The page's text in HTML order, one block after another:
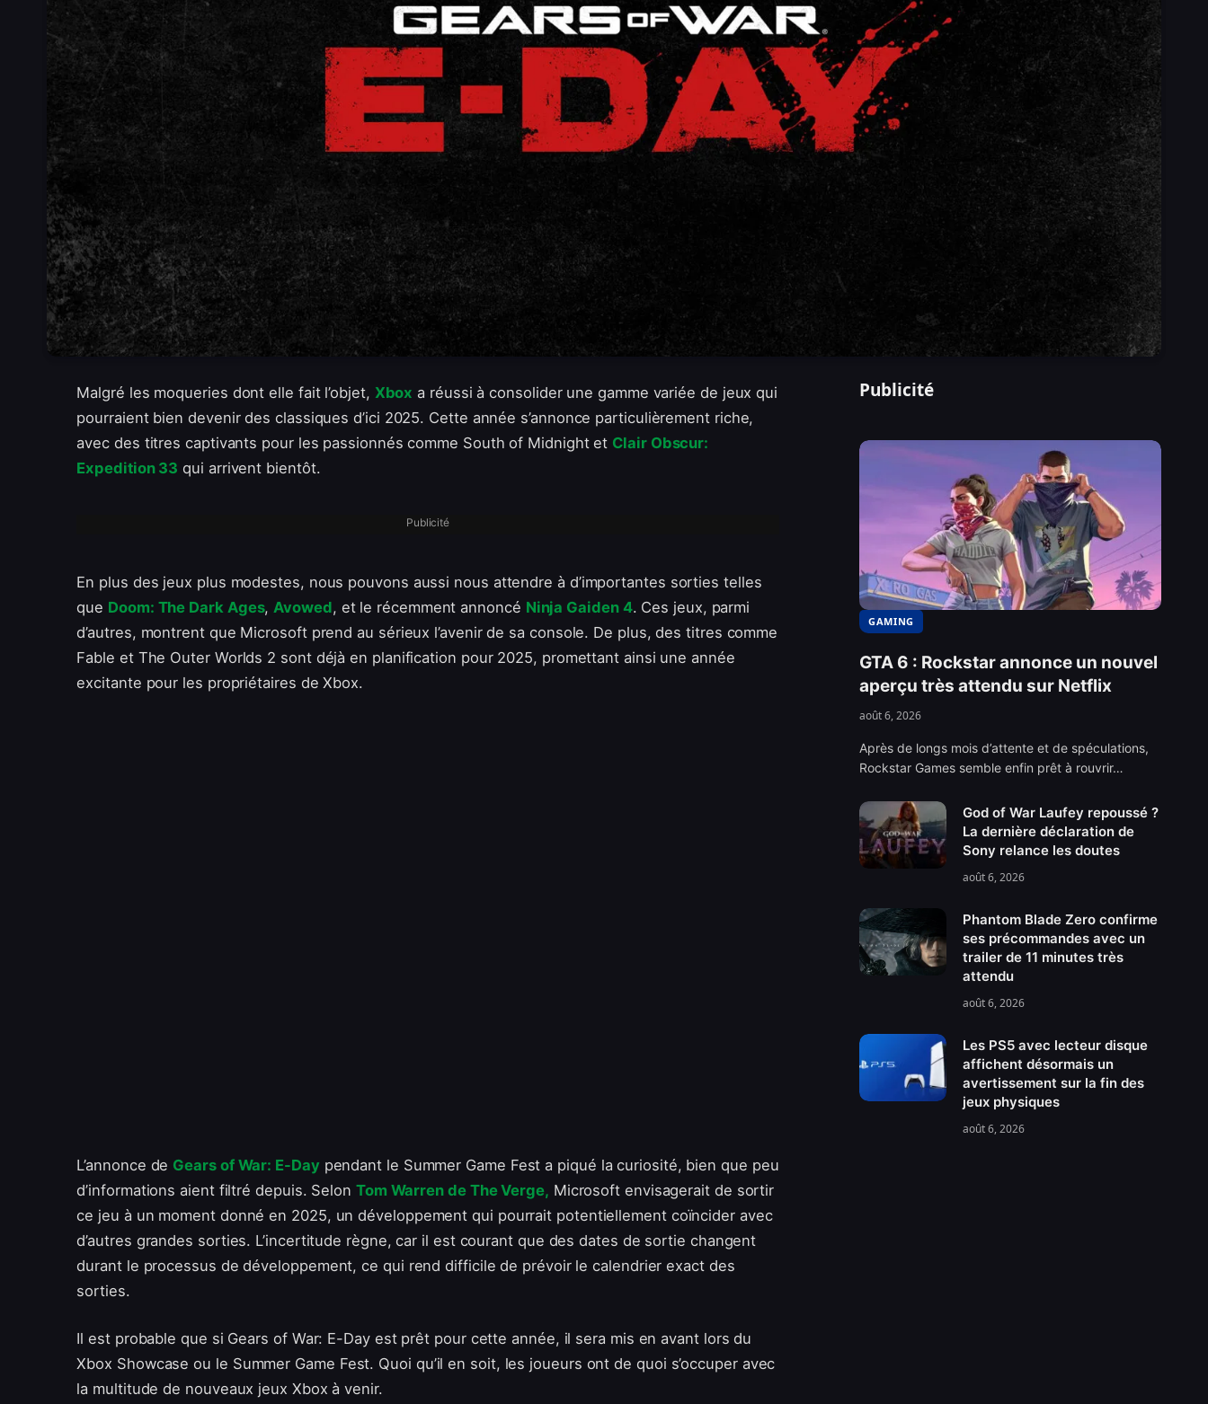
Malgré les moqueries dont elle fait l’objet, Xbox a réussi à consolider une gamme variée de jeux qui
pourraient bien devenir des classiques d’ici 2025. Cette année s’annonce particulièrement riche,
avec des titres captivants pour les passionnés comme South of Midnight et Clair Obscur:
Expedition 33 qui arrivent bientôt.
Publicité
En plus des jeux plus modestes, nous pouvons aussi nous attendre à d’importantes sorties telles
que Doom: The Dark Ages, Avowed, et le récemment annoncé Ninja Gaiden 4. Ces jeux, parmi
d’autres, montrent que Microsoft prend au sérieux l’avenir de sa console. De plus, des titres comme
Fable et The Outer Worlds 2 sont déjà en planification pour 2025, promettant ainsi une année
excitante pour les propriétaires de Xbox.
L’annonce de Gears of War: E-Daypendant le Summer Game Fest a piqué la curiosité, bien que peu
d’informations aient filtré depuis. Selon Tom Warren de The Verge, Microsoft envisagerait de sortir
ce jeu à un moment donné en 2025, un développement qui pourrait potentiellement coïncider avec
d’autres grandes sorties. L’incertitude règne, car il est courant que des dates de sortie changent
durant le processus de développement, ce qui rend difficile de prévoir le calendrier exact des
sorties.
Il est probable que si Gears of War: E-Day est prêt pour cette année, il sera mis en avant lors du
Xbox Showcase ou le Summer Game Fest. Quoi qu’il en soit, les joueurs ont de quoi s’occuper avec
la multitude de nouveaux jeux Xbox à venir.
Publicité
GAMING
GTA 6 : Rockstar annonce un nouvel
aperçu très attendu sur Netflix
août 6, 2026
Après de longs mois d’attente et de spéculations,
Rockstar Games semble enfin prêt à rouvrir…
God of War Laufey repoussé ?
La dernière déclaration de
Sony relance les doutes
août 6, 2026
Phantom Blade Zero confirme
ses précommandes avec un
trailer de 11 minutes très
attendu
août 6, 2026
Les PS5 avec lecteur disque
affichent désormais un
avertissement sur la fin des
jeux physiques
août 6, 2026